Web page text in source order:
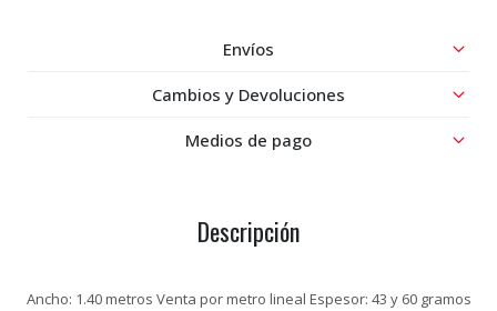
Envíos
Cambios y Devoluciones
Medios de pago
Descripción
Ancho: 1.40 metros Venta por metro lineal Espesor: 43 y 60 gramos